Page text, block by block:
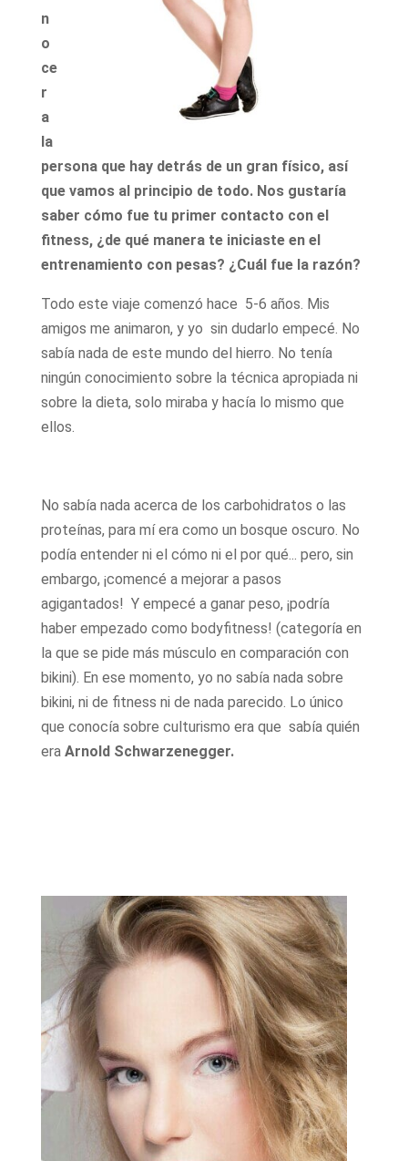
n
o
ce
r
a
la
persona que hay detrás de un gran físico, así
que vamos al principio de todo. Nos gustaría
saber cómo fue tu primer contacto con el
fitness, ¿de qué manera te iniciaste en el
entrenamiento con pesas? ¿Cuál fue la razón?
Todo este viaje comenzó hace 5-6 años. Mis
amigos me animaron, y yo sin dudarlo empecé. No
sabía nada de este mundo del hierro. No tenía
ningún conocimiento sobre la técnica apropiada ni
sobre la dieta, solo miraba y hacía lo mismo que
ellos.
No sabía nada acerca de los carbohidratos o las
proteínas, para mí era como un bosque oscuro. No
podía entender ni el cómo ni el por qué... pero, sin
embargo, ¡comencé a mejorar a pasos
agigantados! Y empecé a ganar peso, ¡podría
haber empezado como bodyfitness! (categoría en
la que se pide más músculo en comparación con
bikini). En ese momento, yo no sabía nada sobre
bikini, ni de fitness ni de nada parecido. Lo único
que conocía sobre culturismo era que sabía quién
era Arnold Schwarzenegger.